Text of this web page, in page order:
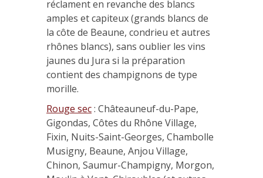
réclament en revanche des blancs
amples et capiteux (grands blancs de
la côte de Beaune, condrieu et autres
rhônes blancs), sans oublier les vins
jaunes du Jura si la préparation
contient des champignons de type
morille.
Rouge sec: Châteauneuf-du-Pape,
Gigondas, Côtes du Rhône Village,
Fixin, Nuits-Saint-Georges, Chambolle
Musigny, Beaune, Anjou Village,
Chinon, Saumur-Champigny, Morgon,